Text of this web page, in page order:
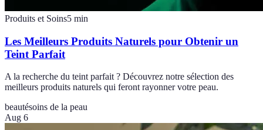
Produits et Soins5 min
Les Meilleurs Produits Naturels pour Obtenir un
Teint Parfait
A la recherche du teint parfait ? Découvrez notre sélection des
meilleurs produits naturels qui feront rayonner votre peau.
beautésoins de la peau
Aug 6